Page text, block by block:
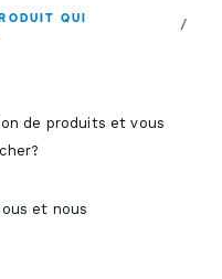
QUI
de produits et vous
et nous